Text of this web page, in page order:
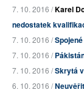
7. 10. 2016 /Karel
nedostatek
7. 10. 2016 /
7. 10. 2016 /
7. 10. 2016 /Skrytá
6. 10. 2016 /